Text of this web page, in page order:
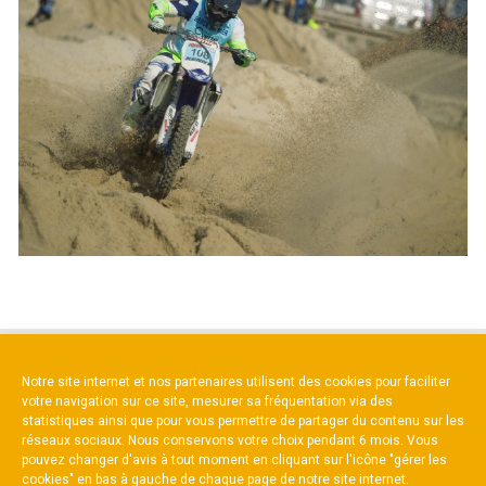
Notre site internet et nos partenaires utilisent des cookies pour faciliter
votre navigation sur ce site, mesurer sa fréquentation via des
statistiques ainsi que pour vous permettre de partager du contenu sur les
réseaux sociaux. Nous conservons votre choix pendant 6 mois. Vous
pouvez changer d'avis à tout moment en cliquant sur l'icône "gérer les
cookies" en bas à gauche de chaque page de notre site internet.
NOS PARTENAIRES